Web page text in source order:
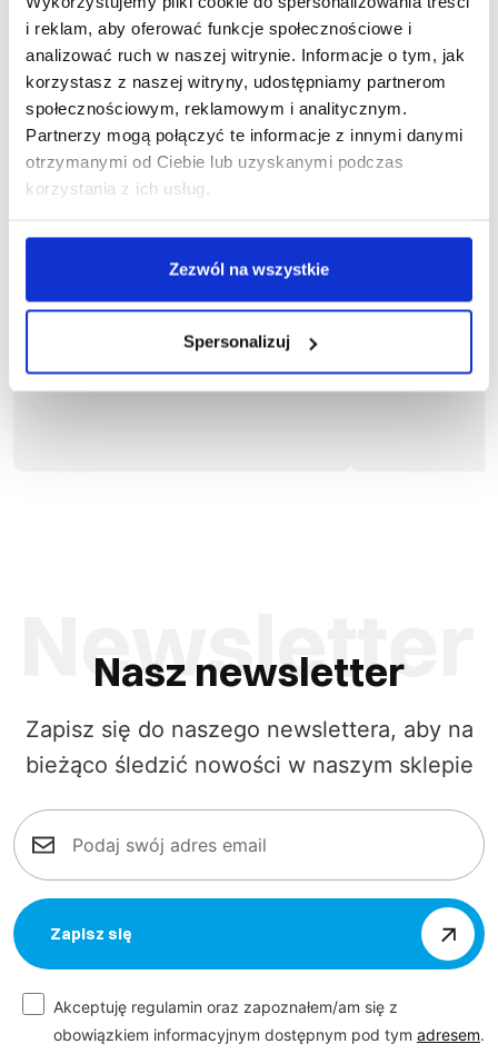
i reklam, aby oferować funkcje społecznościowe i
analizować ruch w naszej witrynie. Informacje o tym, jak
korzystasz z naszej witryny, udostępniamy partnerom
społecznościowym, reklamowym i analitycznym.
Partnerzy mogą połączyć te informacje z innymi danymi
otrzymanymi od Ciebie lub uzyskanymi podczas
korzystania z ich usług.
Zezwól na wszystkie
Spersonalizuj
1-03-115
97,82 zł brutto
Nasz newsletter
Zapisz się do naszego newslettera, aby na
bieżąco śledzić nowości w naszym sklepie
Zapisz się
Akceptuję regulamin oraz zapoznałem/am się z
obowiązkiem informacyjnym dostępnym pod tym adresem.